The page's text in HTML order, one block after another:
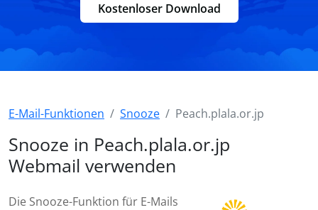
Kostenloser Download
E-Mail-Funktionen Snooze Peach.plala.or.jp
Snooze in Peach.plala.or.jp
Webmail verwenden
Die Snooze-Funktion für E-Mails